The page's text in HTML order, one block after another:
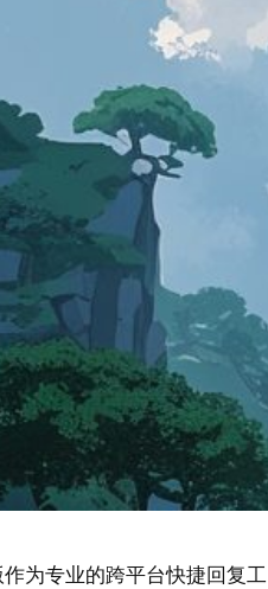
为专业的跨平台快捷回复工